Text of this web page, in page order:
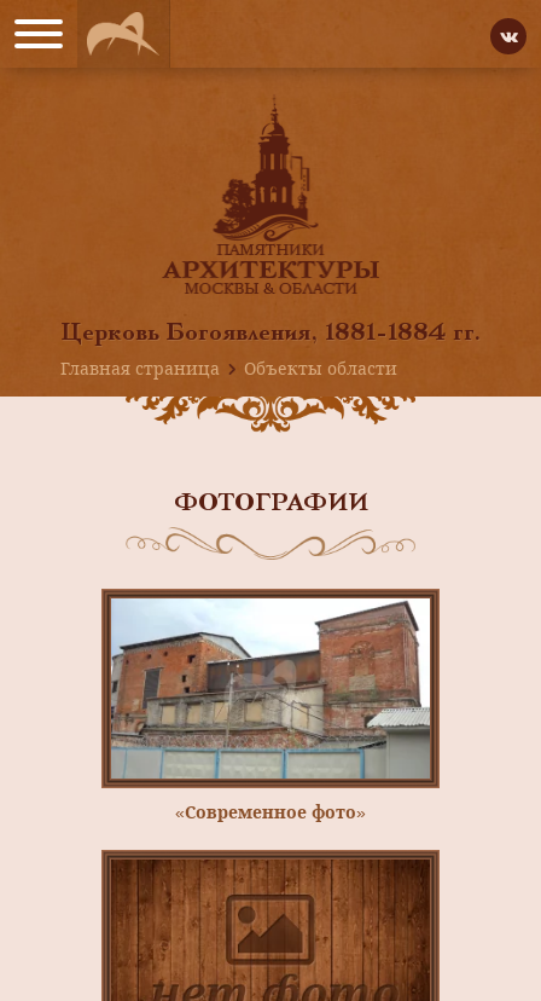
Церковь Богоявления, 1881-1884 гг.
Главная страница
Объекты области
ФОТОГРАФИИ
«Современное фото»